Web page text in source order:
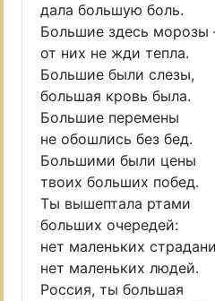
дала большую боль.
Большие здесь
от них не жди тепла.
Большие были слезы,
большая кровь была.
Большие перемены
не обошлись без бед.
Большими были цены
твоих больших побед.
Ты вышептала ртами
больших очередей:
нет маленьких
нет маленьких людей.
Россия, ты большая